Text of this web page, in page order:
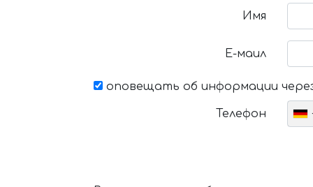
Имя
Е-маил
оповещать об информации
Телефон